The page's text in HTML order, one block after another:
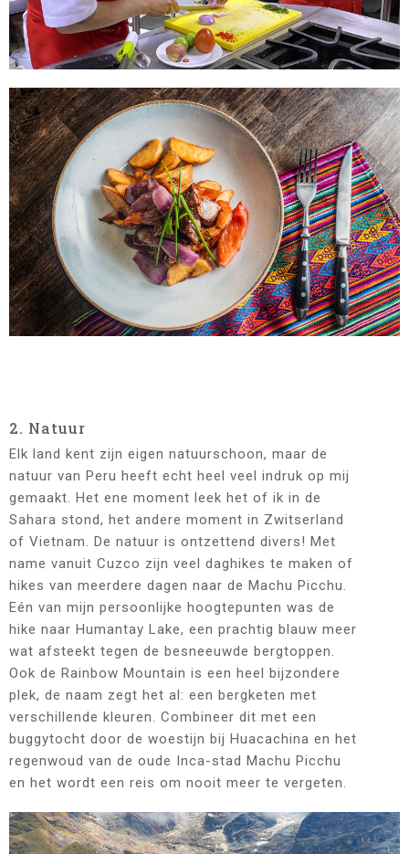
2. Natuur
Elk land kent zijn eigen natuurschoon, maar de
natuur van Peru heeft echt heel veel indruk op mij
gemaakt. Het ene moment leek het of ik in de
Sahara stond, het andere moment in Zwitserland
of Vietnam. De natuur is ontzettend divers! Met
name vanuit Cuzco zijn veel daghikes te maken of
hikes van meerdere dagen naar de Machu Picchu.
Eén van mijn persoonlijke hoogtepunten was de
hike naar Humantay Lake, een prachtig blauw meer
wat afsteekt tegen de besneeuwde bergtoppen.
Ook de Rainbow Mountain is een heel bijzondere
plek, de naam zegt het al: een bergketen met
verschillende kleuren. Combineer dit met een
buggytocht door de woestijn bij Huacachina en het
regenwoud van de oude Inca-stad Machu Picchu
en het wordt een reis om nooit meer te vergeten.